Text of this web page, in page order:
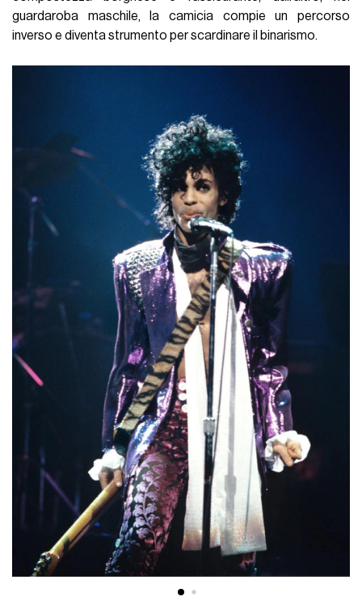
guardaroba maschile, la camicia compie un percorso
inverso e diventa strumento per scardinare il binarismo.